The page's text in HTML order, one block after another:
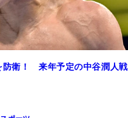
防衛！ 来年予定の中谷潤人戦